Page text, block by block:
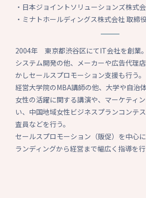
・日本ジョイントソリューションズ株式
・ミナトホールディングス株式会社 取締
2004年 東京都渋谷区にてIT会社を創業
システム開発の他、メーカーや広告代理
かしセールスプロモーション支援も行う。
経営大学院のMBA講師の他、大学や自治
女性の活躍に関する講演や、マーケティ
い、中国地域女性ビジネスプランコンテ
査員などを行う。
セールスプロモーション（販促）を中心
ランディングから経営まで幅広く指導を行